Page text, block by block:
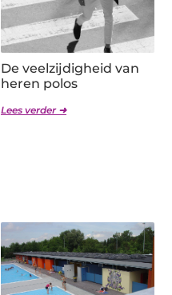
De veelzijdigheid van
heren polos
Lees verder ➜